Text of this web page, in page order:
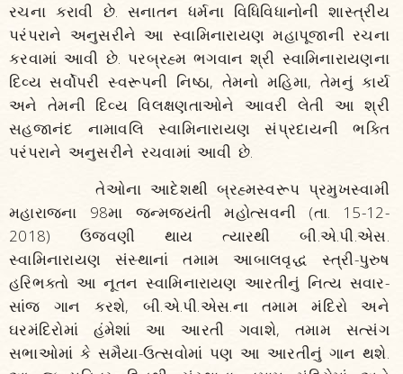
રચના કરાવી છે. સનાતન ધર્મના વિધિવિધાનોની શાસ્ત્રીય
પરંપરાને અનુસરીને આ સ્વામિનારાયણ મહાપૂજાની રચના
કરવામાં આવી છે. પરબ્રહ્મ ભગવાન શ્રી સ્વામિનારાયણના
દિવ્ય સર્વોપરી સ્વરૂપની નિષ્ઠા, તેમનો મહિમા, તેમનું કાર્ય
અને તેમની દિવ્ય વિલક્ષણતાઓને આવરી લેતી આ શ્રી
સહજાનંદ નામાવલિ સ્વામિનારાયણ સંપ્રદાયની ભક્તિ
પરંપરાને અનુસરીને રચવામાં આવી છે.
તેઓના આદેશથી બ્રહ્મસ્વરૂપ પ્રમુખસ્વામી
મહારાજના 98મા જન્મજયંતી મહોત્સવની (તા. 15-12-
2018) ઉજવણી થાય ત્યારથી બી.એ.પી.એસ.
સ્વામિનારાયણ સંસ્થાનાં તમામ આબાલવૃદ્ધ સ્ત્રી-પુરુષ
હરિભક્તો આ નૂતન સ્વામિનારાયણ આરતીનું નિત્ય સવાર-
સાંજ ગાન કરશે, બી.એ.પી.એસ.ના તમામ મંદિરો અને
ઘરમંદિરોમાં હંમેશાં આ આરતી ગવાશે, તમામ સત્સંગ
સભાઓમાં કે સમૈયા-ઉત્સવોમાં પણ આ આરતીનું ગાન થશે.